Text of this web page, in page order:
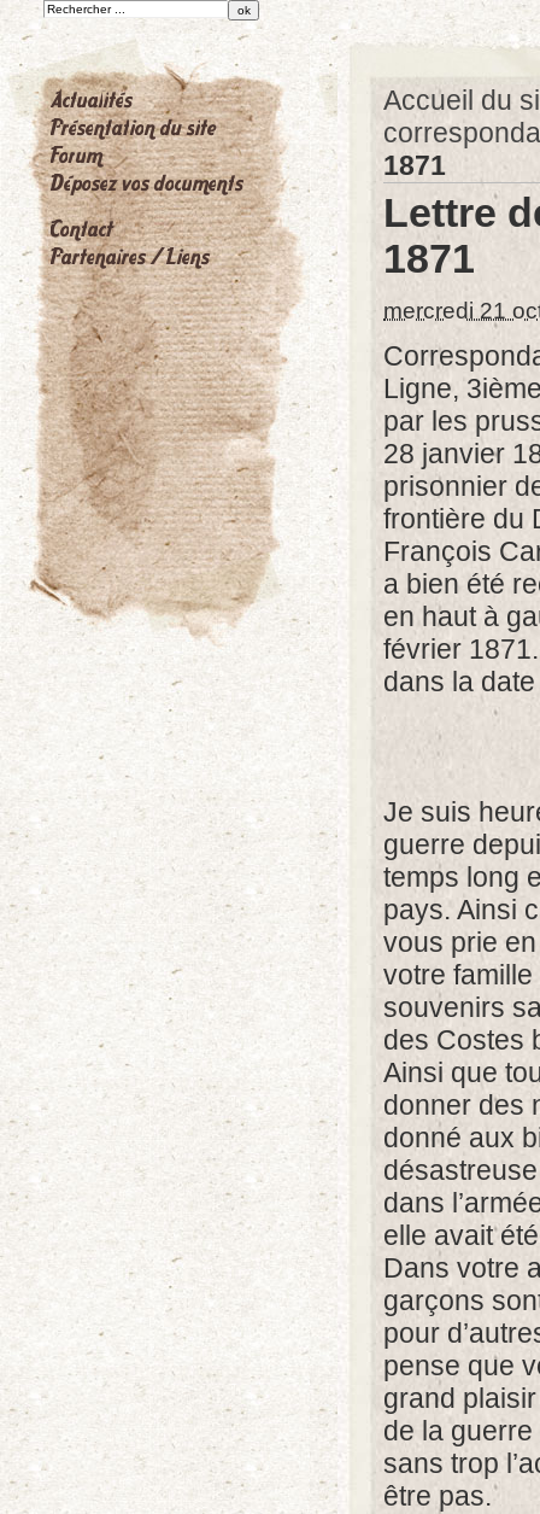
Accueil du
1871
Lettre
1871
mercredi 21
Ligne,
par les
28 janvier
prisonnier
frontière du
François
a bien été
en haut à
février
dans la
Je suis
guerre
temps long
pays. Ainsi
vous prie
votre
souvenirs
des Costes
Ainsi que
donner des
donné aux
dans
elle avait
Dans votre
garçons
pour
pense que
grand
de la
sans trop
être pas.